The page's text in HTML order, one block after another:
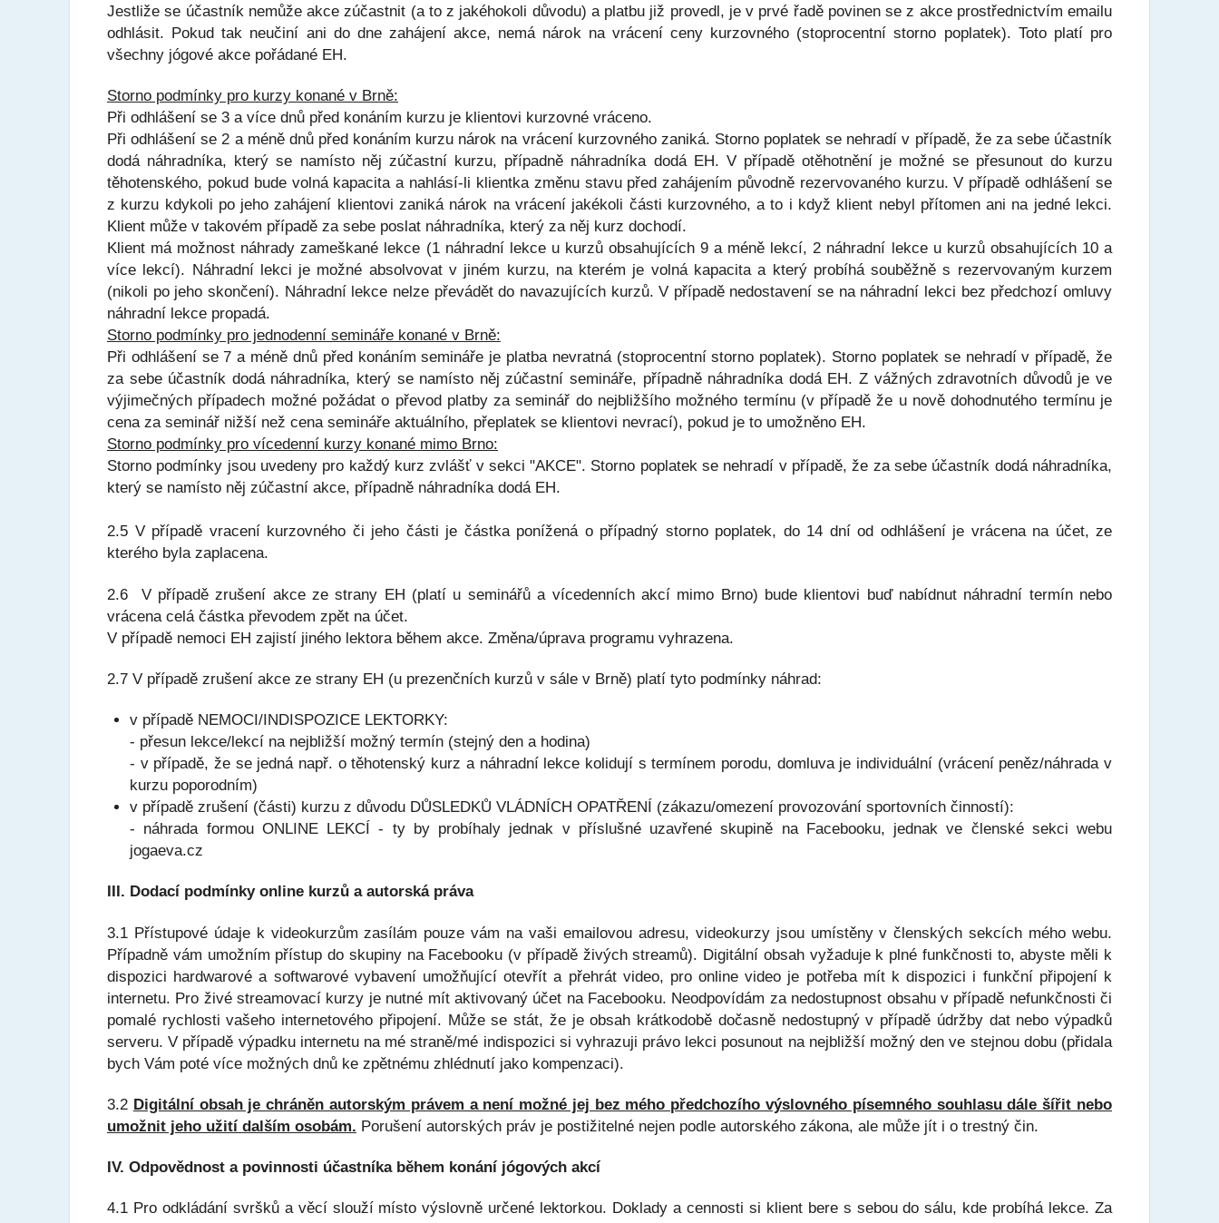
Jestliže se účastník nemůže akce zúčastnit (a to z jakéhokoli důvodu) a platbu již provedl, je v prvé řadě povinen se z akce prostřednictvím emailu
odhlásit. Pokud tak neučiní ani do dne zahájení akce, nemá nárok na vrácení ceny kurzovného (stoprocentní storno poplatek). Toto platí pro
všechny jógové akce pořádané EH.
Storno podmínky pro kurzy konané v Brně:
Při odhlášení se 3 a více dnů před konáním kurzu je klientovi kurzovné vráceno.
Při odhlášení se 2 a méně dnů před konáním kurzu nárok na vrácení kurzovného zaniká. Storno poplatek se nehradí v případě, že za sebe účastník
dodá náhradníka, který se namísto něj zúčastní kurzu, případně náhradníka dodá EH. V případě otěhotnění je možné se přesunout do kurzu
těhotenského, pokud bude volná kapacita a nahlásí-li klientka změnu stavu před zahájením původně rezervovaného kurzu. V případě odhlášení se
z kurzu kdykoli po jeho zahájení klientovi zaniká nárok na vrácení jakékoli části kurzovného, a to i když klient nebyl přítomen ani na jedné lekci.
Klient může v takovém případě za sebe poslat náhradníka, který za něj kurz dochodí.
Klient má možnost náhrady zameškané lekce (1 náhradní lekce u kurzů obsahujících 9 a méně lekcí, 2 náhradní lekce u kurzů obsahujících 10 a
více lekcí). Náhradní lekci je možné absolvovat v jiném kurzu, na kterém je volná kapacita a který probíhá souběžně s rezervovaným kurzem
(nikoli po jeho skončení). Náhradní lekce nelze převádět do navazujících kurzů. V případě nedostavení se na náhradní lekci bez předchozí omluvy
náhradní lekce propadá.
Storno podmínky pro jednodenní semináře konané v Brně:
Při odhlášení se 7 a méně dnů před konáním semináře je platba nevratná (stoprocentní storno poplatek). Storno poplatek se nehradí v případě, že
za sebe účastník dodá náhradníka, který se namísto něj zúčastní semináře, případně náhradníka dodá EH. Z vážných zdravotních důvodů je ve
výjimečných případech možné požádat o převod platby za seminář do nejbližšího možného termínu (v případě že u nově dohodnutého termínu je
cena za seminář nižší než cena semináře aktuálního, přeplatek se klientovi nevrací), pokud je to umožněno EH.
Storno podmínky pro vícedenní kurzy konané mimo Brno:
Storno podmínky jsou uvedeny pro každý kurz zvlášť v sekci "AKCE". Storno poplatek se nehradí v případě, že za sebe účastník dodá náhradníka,
který se namísto něj zúčastní akce, případně náhradníka dodá EH.
2.5 V případě vracení kurzovného či jeho části je částka ponížená o případný storno poplatek, do 14 dní od odhlášení je vrácena na účet, ze
kterého byla zaplacena.
2.6 V případě zrušení akce ze strany EH (platí u seminářů a vícedenních akcí mimo Brno) bude klientovi buď nabídnut náhradní termín nebo
vrácena celá částka převodem zpět na účet.
V případě nemoci EH zajistí jiného lektora během akce. Změna/úprava programu vyhrazena.
2.7 V případě zrušení akce ze strany EH (u prezenčních kurzů v sále v Brně) platí tyto podmínky náhrad:
v případě NEMOCI/INDISPOZICE LEKTORKY:
- přesun lekce/lekcí na nejbližší možný termín (stejný den a hodina)
- v případě, že se jedná např. o těhotenský kurz a náhradní lekce kolidují s termínem porodu, domluva je individuální (vrácení peněz/náhrada v
kurzu poporodním)
v případě zrušení (části) kurzu z důvodu DŮSLEDKŮ VLÁDNÍCH OPATŘENÍ (zákazu/omezení provozování sportovních činností):
- náhrada formou ONLINE LEKCÍ - ty by probíhaly jednak v příslušné uzavřené skupině na Facebooku, jednak ve členské sekci webu
jogaeva.cz
III. Dodací podmínky online kurzů a autorská práva
3.1 Přístupové údaje k videokurzům zasílám pouze vám na vaši emailovou adresu, videokurzy jsou umístěny v členských sekcích mého webu.
Případně vám umožním přístup do skupiny na Facebooku (v případě živých streamů). Digitální obsah vyžaduje k plné funkčnosti to, abyste měli k
dispozici hardwarové a softwarové vybavení umožňující otevřít a přehrát video, pro online video je potřeba mít k dispozici i funkční připojení k
internetu. Pro živé streamovací kurzy je nutné mít aktivovaný účet na Facebooku. Neodpovídám za nedostupnost obsahu v případě nefunkčnosti či
pomalé rychlosti vašeho internetového připojení. Může se stát, že je obsah krátkodobě dočasně nedostupný v případě údržby dat nebo výpadků
serveru. V případě výpadku internetu na mé straně/mé indispozici si vyhrazuji právo lekci posunout na nejbližší možný den ve stejnou dobu (přidala
bych Vám poté více možných dnů ke zpětnému zhlédnutí jako kompenzaci).
3.2 Digitální obsah je chráněn autorským právem a není možné jej bez mého předchozího výslovného písemného souhlasu dále šířit nebo
umožnit jeho užití dalším osobám. Porušení autorských práv je postižitelné nejen podle autorského zákona, ale může jít i o trestný čin.
IV. Odpovědnost a povinnosti účastníka během konání jógových akcí
4.1 Pro odkládání svršků a věcí slouží místo výslovně určené lektorkou. Doklady a cennosti si klient bere s sebou do sálu, kde probíhá lekce. Za